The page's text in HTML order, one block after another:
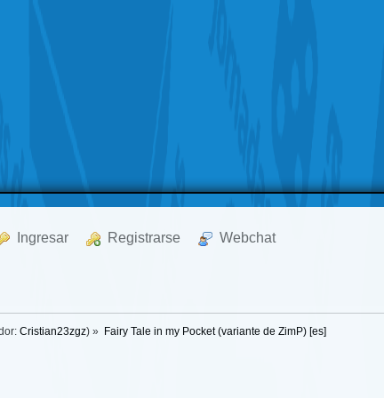
Ingresar Registrarse Webchat
Cristian23zgz) » Fairy Tale in my Pocket (variante de ZimP) [es]